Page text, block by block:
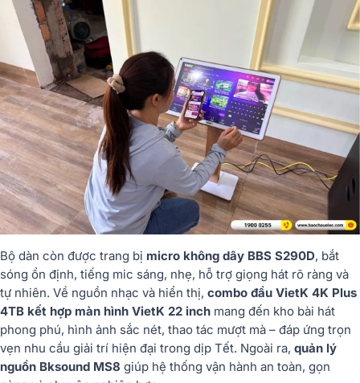
Bộ dàn còn được trang bị micro không dây BBS S290D, bắt
sóng ổn định, tiếng mic sáng, nhẹ, hỗ trợ giọng hát rõ ràng và
tự nhiên. Về nguồn nhạc và hiển thị, combo đầu VietK 4K Plus
4TB kết hợp màn hình VietK 22 inch mang đến kho bài hát
phong phú, hình ảnh sắc nét, thao tác mượt mà – đáp ứng trọn
vẹn nhu cầu giải trí hiện đại trong dịp Tết. Ngoài ra, quản lý
nguồn Bksound MS8 giúp hệ thống vận hành an toàn, gọn